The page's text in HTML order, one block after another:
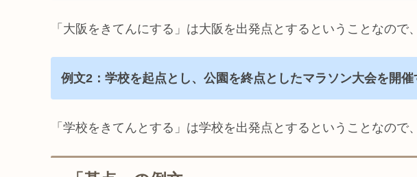
「大阪をきてんにする」は大阪を出発点とするということなので
例文2：学校を起点とし、公園を終点としたマラソン大会を開催
「学校をきてんとする」は学校を出発点とするということなので